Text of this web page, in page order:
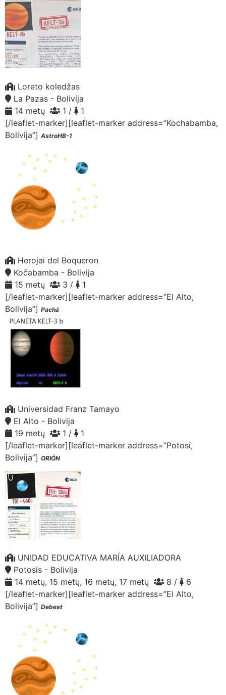
Loreto koledžas
La Pazas - Bolivija
14 metų
1 /
1
[/leaflet-marker][leaflet-marker address=”Kochabamba,
Bolivija”] AstroHB-1
Herojai del Boqueron
Kočabamba - Bolivija
15 metų
3 /
1
[/leaflet-marker][leaflet-marker address=”El Alto,
Bolivija”] Pachá
Universidad Franz Tamayo
El Alto - Bolivija
19 metų
1 /
1
[/leaflet-marker][leaflet-marker address=”Potosí,
Bolivija”] ORIÓN
UNIDAD EDUCATIVA MARÍA AUXILIADORA
Potosis - Bolivija
14 metų, 15 metų, 16 metų, 17 metų
8 /
6
[/leaflet-marker][leaflet-marker address=”El Alto,
Bolivija”] Debest